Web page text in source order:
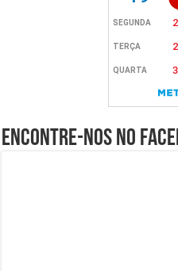
Encontre-nos no